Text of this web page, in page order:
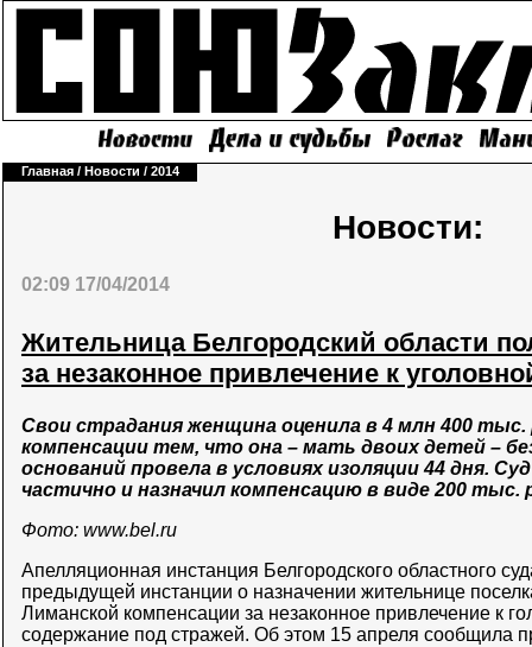
Главная / Новости / 2014
Новости:
02:09 17/04/2014
Жительница Белгородский области
за незаконное привлечение к
Свои страдания женщина оценила в 4 млн 400 тыс.
компенсации тем, что она – мать двоих детей –
оснований провела в условиях изоляции 44 дня.
частично и назначил компенсацию в виде 200 тыс.
Фото: www.bel.ru
Апелляционная инстанция Белгородского областного
предыдущей инстанции о назначении жительнице
Лиманской компенсации за незаконное привлечение к
содержание под стражей. Об этом 15 апреля сообщила